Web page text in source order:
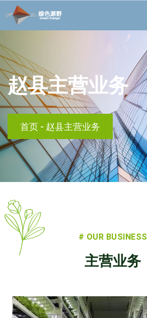
赵县主营业务
首页 - 赵县主营业务
# OUR BUSINESS
主营业务